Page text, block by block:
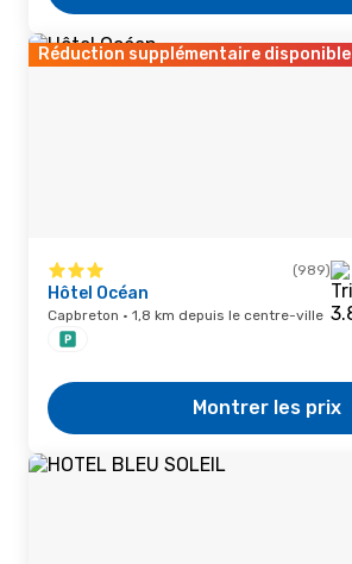
Réduction supplémentaire disponible
(989)
Hôtel Océan
Capbreton · 1,8 km depuis le centre-ville
Montrer les prix